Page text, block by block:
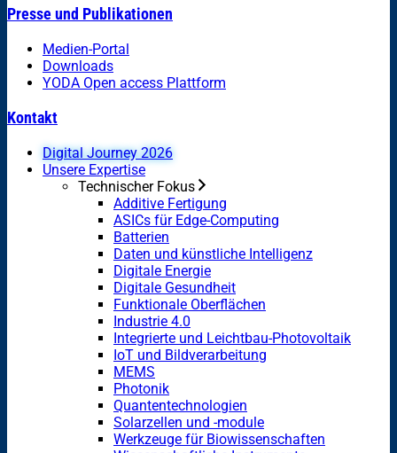
Presse und Publikationen
Medien-Portal
Downloads
YODA Open access Plattform
Kontakt
Digital Journey 2026
Unsere Expertise
Technischer Fokus
Additive Fertigung
ASICs für Edge-Computing
Batterien
Daten und künstliche Intelligenz
Digitale Energie
Digitale Gesundheit
Funktionale Oberflächen
Industrie 4.0
Integrierte und Leichtbau-Photovoltaik
IoT und Bildverarbeitung
MEMS
Photonik
Quantentechnologien
Solarzellen und -module
Werkzeuge für Biowissenschaften